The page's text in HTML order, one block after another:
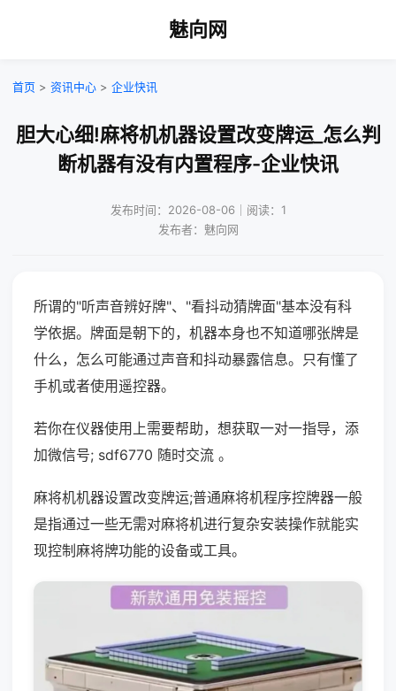
魅向网
首页 > 资讯中心 > 企业快讯
胆大心细!麻将机机器设置改变牌运_怎么判
断机器有没有内置程序-企业快讯
发布时间：2026-08-06｜阅读：1
发布者：魅向网
所谓的"听声音辨好牌"、"看抖动猜牌面"基本没有科
学依据。牌面是朝下的，机器本身也不知道哪张牌是
什么，怎么可能通过声音和抖动暴露信息。只有懂了
手机或者使用遥控器。
若你在仪器使用上需要帮助，想获取一对一指导，添
加微信号; sdf6770 随时交流 。
麻将机机器设置改变牌运;普通麻将机程序控牌器一般
是指通过一些无需对麻将机进行复杂安装操作就能实
现控制麻将牌功能的设备或工具。